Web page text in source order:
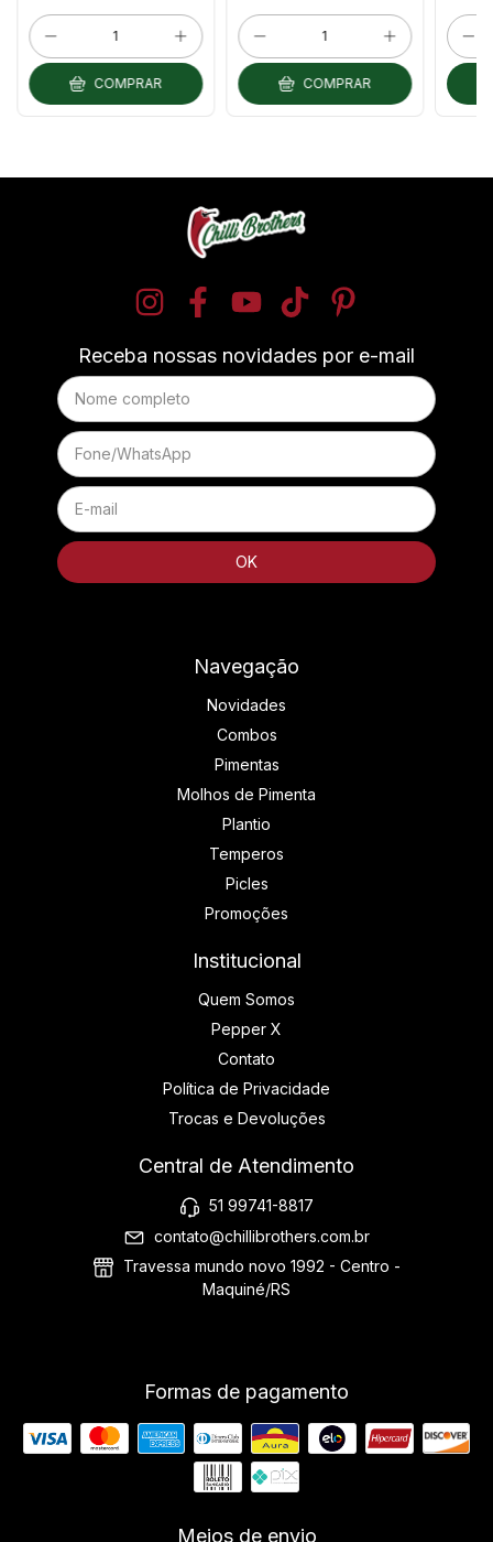
COMPRAR COMPRAR
Receba nossas novidades por e-mail
Navegação
Novidades
Combos
Pimentas
Molhos de Pimenta
Plantio
Temperos
Picles
Promoções
Institucional
Quem Somos
Pepper X
Contato
Política de Privacidade
Trocas e Devoluções
Central de Atendimento
51 99741-8817
contato@chillibrothers.com.br
Travessa mundo novo 1992 - Centro -
Maquiné/RS
Formas de pagamento
Meios de envio